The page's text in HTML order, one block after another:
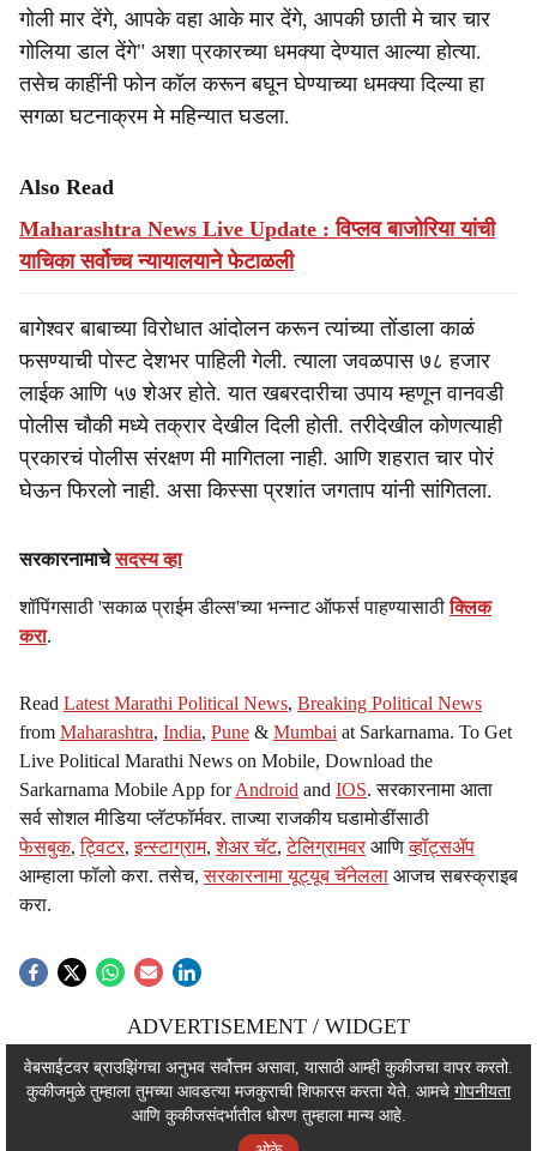
गोली मार देंगे, आपके वहा आके मार देंगे, आपकी छाती मे चार चार
गोलिया डाल देंगे" अशा प्रकारच्या धमक्या देण्यात आल्या होत्या.
तसेच काहींनी फोन कॉल करून बघून घेण्याच्या धमक्या दिल्या हा
सगळा घटनाक्रम मे महिन्यात घडला.
Also Read
Maharashtra News Live Update : विप्लव बाजोरिया यांची
याचिका सर्वोच्च न्यायालयाने फेटाळली
बागेश्वर बाबाच्या विरोधात आंदोलन करून त्यांच्या तोंडाला काळं
फसण्याची पोस्ट देशभर पाहिली गेली. त्याला जवळपास ७८ हजार
लाईक आणि ५७ शेअर होते. यात खबरदारीचा उपाय म्हणून वानवडी
पोलीस चौकी मध्ये तक्रार देखील दिली होती. तरीदेखील कोणत्याही
प्रकारचं पोलीस संरक्षण मी मागितला नाही. आणि शहरात चार पोरं
घेऊन फिरलो नाही. असा किस्सा प्रशांत जगताप यांनी सांगितला.
सरकारनामाचेसदस्य व्हा
शॉपिंगसाठी 'सकाळ प्राईम डील्स'च्या भन्नाट ऑफर्स पाहण्यासाठीक्लिक
करा.
Read Latest Marathi Political News, Breaking Political News
from Maharashtra, India, Pune & Mumbai at Sarkarnama. To Get
Live Political Marathi News on Mobile, Download the
Sarkarnama Mobile App forAndroid and IOS. सरकारनामा आता
सर्व सोशल मीडिया प्लॅटफॉर्मवर. ताज्या राजकीय घडामोडींसाठी
फेसबुक,ट्विटर,इन्स्टाग्राम,शेअर चॅट,टेलिग्रामवर आणिव्हॉट्सॲप
आम्हाला फॉलो करा. तसेच,सरकारनामा यूट्यूब चॅनेलला आजच सबस्क्राइब
करा.
ADVERTISEMENT / WIDGET
ADVERTISEMENT / WIDGET
ADVERTISEMENT / WIDGET
वेबसाईटवर ब्राउझिंगचा अनुभव सर्वोत्तम असावा, यासाठी आम्ही कुकीजचा वापर करतो.
कुकीजमुळे तुम्हाला तुमच्या आवडत्या मजकुराची शिफारस करता येते. आमचे गोपनीयता
आणि कुकीजसंदर्भातील धोरण तुम्हाला मान्य आहे.